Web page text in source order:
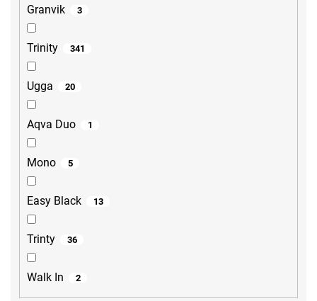
Granvik 3
Trinity 341
Ugga 20
Aqva Duo 1
Mono 5
Easy Black 13
Trinty 36
Walk In 2